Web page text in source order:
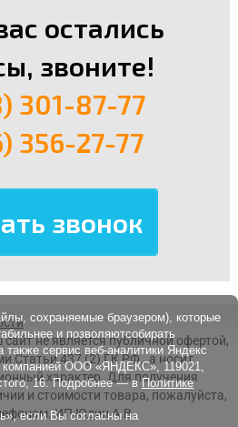
остались
звоните!
301-87-77
356-27-77
не является публичной офертой,
Статьи 437 (2) ГК РФ., а носит
характер. Для получения
и стоимости товара, пожалуйста,
ИП Юдин А.В.
сохраняемые браузером), которые
и позволяютсобирать
также сервис веб-аналитики Яндекс
компанией ООО «ЯНДЕКС», 119021,
16. Подробнее — в Политике
если Вы согласны на